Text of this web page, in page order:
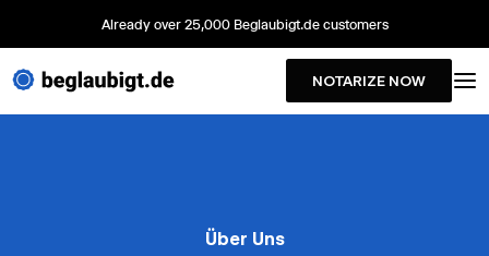
Already over 25,000 Beglaubigt.de customers
NOTARIZE NOW
Über Uns